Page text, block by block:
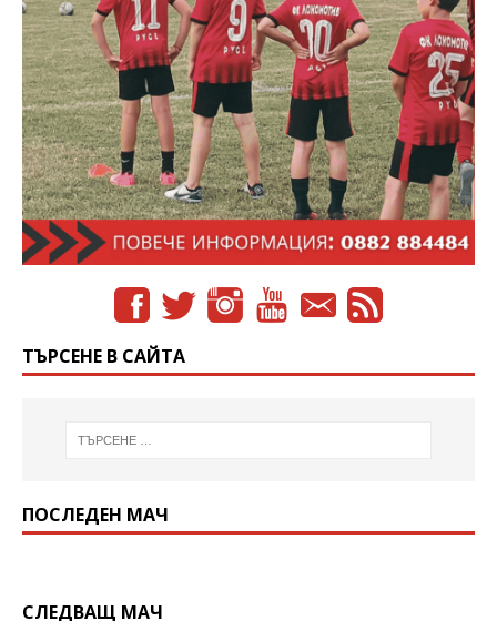
ТЪРСЕНЕ В САЙТА
ПОСЛЕДЕН МАЧ
СЛЕДВАЩ МАЧ